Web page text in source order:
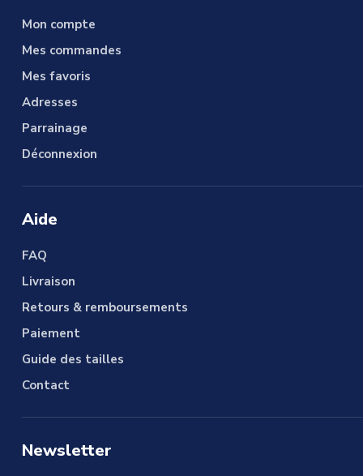
Mon compte
Mes commandes
Mes favoris
Adresses
Parrainage
Déconnexion
Aide
FAQ
Livraison
Retours & remboursements
Paiement
Guide des tailles
Contact
Newsletter